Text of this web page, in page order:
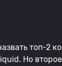
топ-2
Но